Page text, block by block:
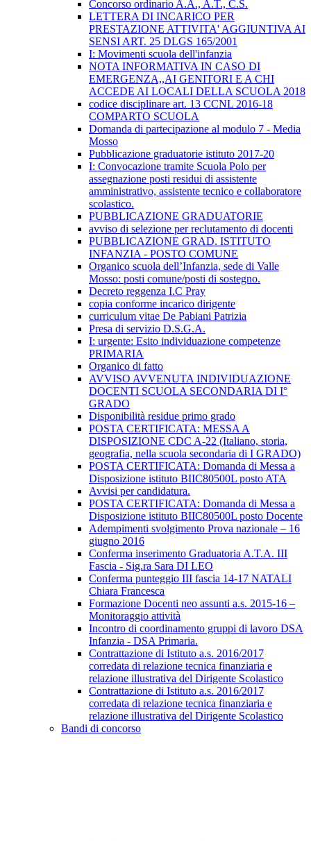
Concorso ordinario A.A., A.T., C.S.
LETTERA DI INCARICO PER
PRESTAZIONE ATTIVITA' AGGIUNTIVA AI
SENSI ART. 25 DLGS 165/2001
I: Movimenti scuola dell'infanzia
NOTA INFORMATIVA IN CASO DI
EMERGENZA,,AI GENITORI E A CHI
ACCEDE AI LOCALI DELLA SCUOLA 2018
codice disciplinare art. 13 CCNL 2016-18
COMPARTO SCUOLA
Domanda di partecipazione al modulo 7 - Media
Mosso
Pubblicazione graduatorie istituto 2017-20
I: Convocazione tramite Scuola Polo per
assegnazione posti residui di assistente
amministrativo, assistente tecnico e collaboratore
scolastico.
PUBBLICAZIONE GRADUATORIE
avviso di selezione per reclutamento di docenti
PUBBLICAZIONE GRAD. ISTITUTO
INFANZIA - POSTO COMUNE
Organico scuola dell’Infanzia, sede di Valle
Mosso: posti comune/posti di sostegno.
Decreto reggenza I.C Pray
copia conforme incarico dirigente
curriculum vitae De Pabiani Patrizia
Presa di servizio D.S.G.A.
I: urgente: Esito individuazione competenze
PRIMARIA
Organico di fatto
AVVISO AVVENUTA INDIVIDUAZIONE
DOCENTI SCUOLA SECONDARIA DI I°
GRADO
Disponibilità residue primo grado
POSTA CERTIFICATA: MESSA A
DISPOSIZIONE CDC A-22 (Italiano, storia,
geografia, nella scuola secondaria di I GRADO)
POSTA CERTIFICATA: Domanda di Messa a
Disposizione istituto BIIC80500L posto ATA
Avvisi per candidatura.
POSTA CERTIFICATA: Domanda di Messa a
Disposizione istituto BIIC80500L posto Docente
Adempimenti svolgimento Prova nazionale – 16
giugno 2016
Conferma inserimento Graduatoria A.T.A. III
Fascia - Sig.ra Sara DI LEO
Conferma punteggio III fascia 14-17 NATALI
Chiara Francesca
Formazione Docenti neo assunti a.s. 2015-16 –
Monitoraggio attività
Incontro di coordinamento gruppi di lavoro DSA
Infanzia - DSA Primaria.
Contrattazione di Istituto a.s. 2016/2017
corredata di relazione tecnica finanziaria e
relazione illustrativa del Dirigente Scolastico
Contrattazione di Istituto a.s. 2016/2017
corredata di relazione tecnica finanziaria e
relazione illustrativa del Dirigente Scolastico
Bandi di concorso